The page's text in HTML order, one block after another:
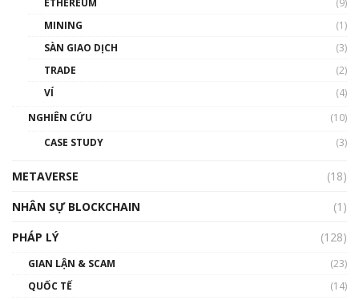
thống & Crypto qua các cuộc chiến | Phổ cập
01:32:59
gió ấm
MINING
(1)
SÀN GIAO DỊCH
(3)
TRADE
(2)
VÍ
(4)
NGHIÊN CỨU
(10)
CASE STUDY
(3)
METAVERSE
(18)
NHÂN SỰ BLOCKCHAIN
(1)
PHÁP LÝ
(128)
GIAN LẬN & SCAM
(23)
QUỐC TẾ
(14)